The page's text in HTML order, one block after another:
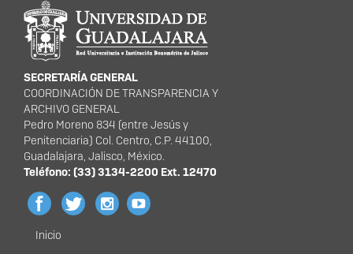
SECRETARÍA GENERAL
COORDINACIÓN DE TRANSPARENCIA Y
ARCHIVO GENERAL
Pedro Moreno 834 (entre Jesús y
Penitenciaria) Col. Centro, C.P. 44100,
Guadalajara, Jalisco, México.
Teléfono: (33) 3134-2200 Ext. 12470
Menú
Inicio